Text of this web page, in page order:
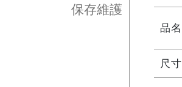
保存維護
品名
尺寸